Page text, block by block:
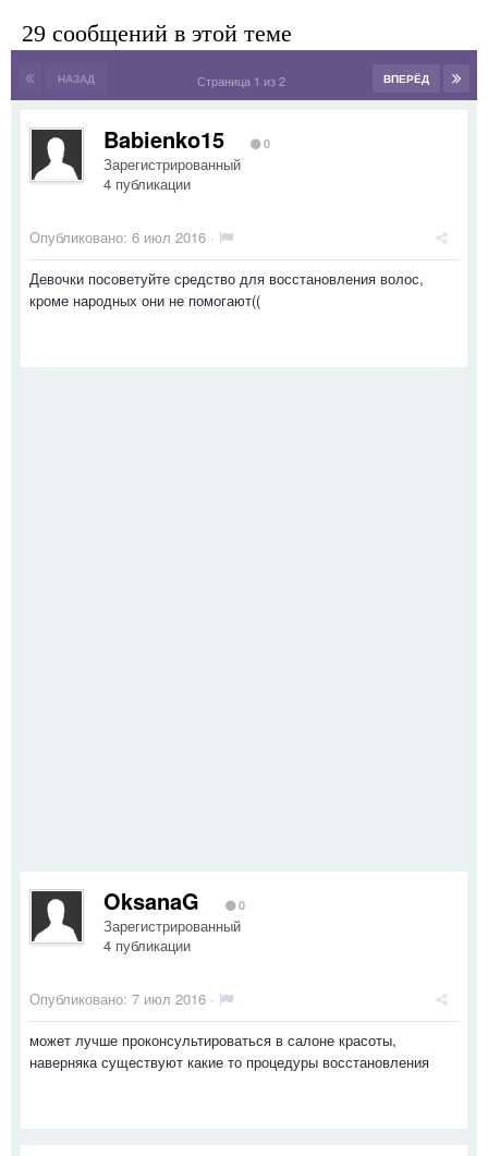
29 сообщений в этой теме
НАЗАД ВПЕРЁД
Страница 1 из 2
Babienko15 0
Зарегистрированный
4 публикации
Опубликовано: 6 июл 2016 ·
Девочки посоветуйте средство для восстановления волос,
кроме народных они не помогают((
OksanaG 0
Зарегистрированный
4 публикации
Опубликовано: 7 июл 2016 ·
может лучше проконсультироваться в салоне красоты,
наверняка существуют какие то процедуры восстановления